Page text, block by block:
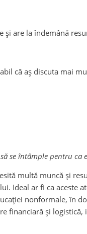
are la îndemână
că aș discuta mai
se întâmple pentru
multă muncă și
Ideal ar fi ca aceste
nonformale, în
financiară și